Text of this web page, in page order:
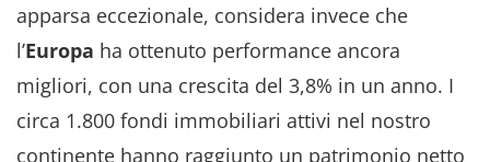
apparsa eccezionale, considera invece che
l’Europa ha ottenuto performance ancora
migliori, con una crescita del 3,8% in un anno. I
circa 1.800 fondi immobiliari attivi nel nostro
continente hanno raggiunto un patrimonio netto